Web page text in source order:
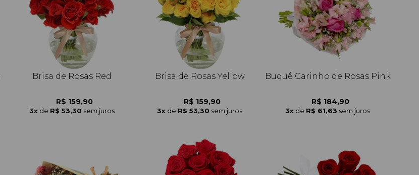
Brisa de Rosas Red
R$ 159,90
3x de R$ 53,30 sem juros
Brisa de Rosas Yellow
R$ 159,90
3x de R$ 53,30 sem juros
Buquê Carinho de Rosas Pink
R$ 184,90
3x de R$ 61,63 sem juros